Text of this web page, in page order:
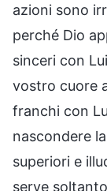
azioni sono
perché Dio
sinceri con
vostro cuore
franchi con
nascondere
superiori e
serve